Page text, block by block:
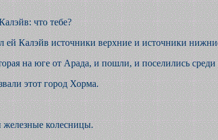
что тебе?
ей Калэйв источники верхние и источники
на юге от Арада, и пошли, и поселились среди
этот город Хорма.
колесницы.